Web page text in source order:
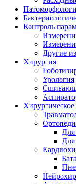
Контроль
Другие
Хирургия
Урология
Хирургическое
Для
Для